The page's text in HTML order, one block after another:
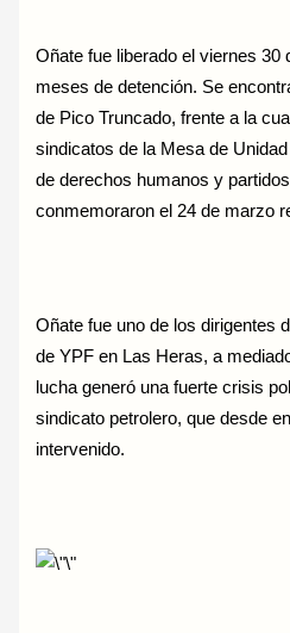
Oñate fue liberado el viernes 30
meses de detención. Se
de Pico Truncado, frente a la
sindicatos de la Mesa de
de derechos humanos y
conmemoraron el 24 de marzo
Oñate fue uno de los dirigentes
de YPF en Las Heras, a
lucha generó una fuerte crisis
sindicato petrolero, que desde
intervenido.